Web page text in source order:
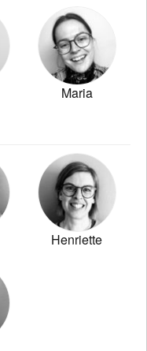
Maria
Henriette